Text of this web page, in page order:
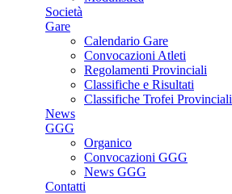
Società
Gare
Calendario Gare
Convocazioni Atleti
Regolamenti Provinciali
Classifiche e Risultati
Classifiche Trofei Provinciali
News
GGG
Organico
Convocazioni GGG
News GGG
Contatti